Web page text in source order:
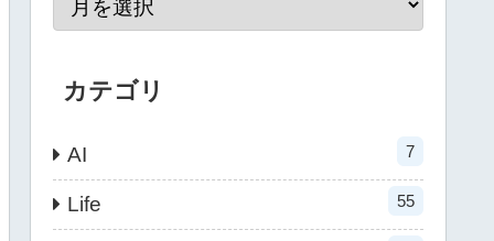
カテゴリ
AI 7
Life 55